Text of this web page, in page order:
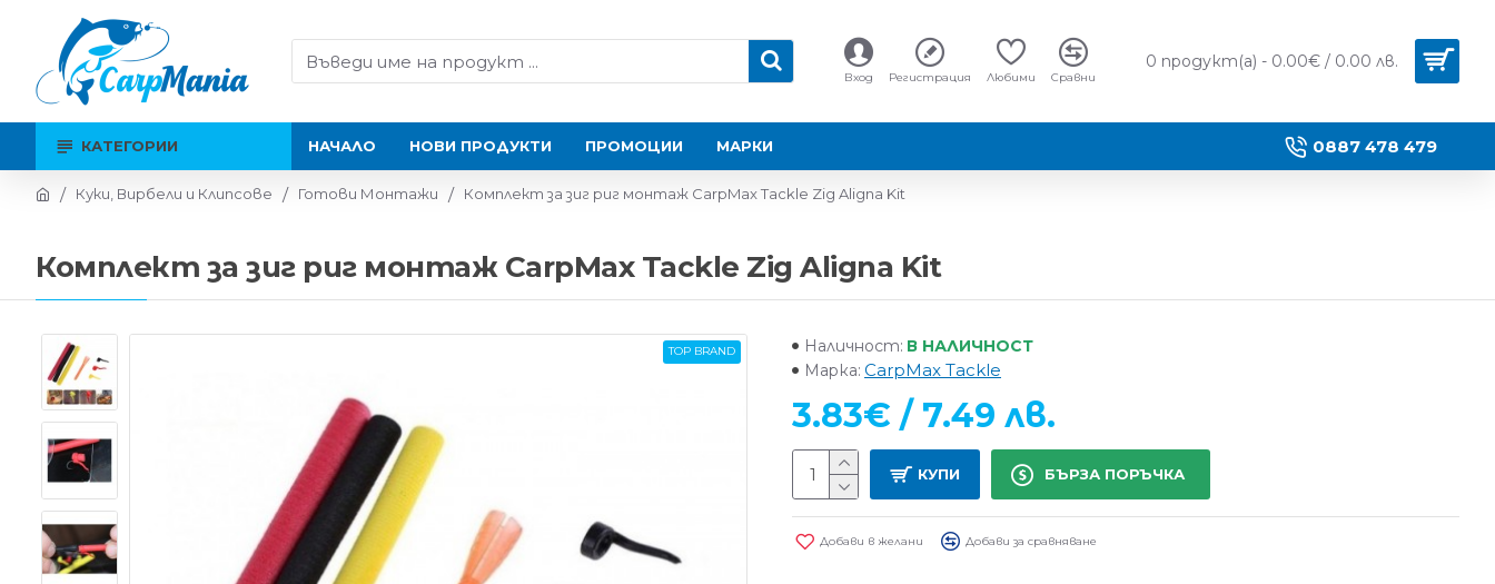
Вход Регистрация Любими Сравни
0 продукт(а) - 0.00€ / 0.00 лв.
КАТЕГОРИИ НАЧАЛО НОВИ ПРОДУКТИ ПРОМОЦИИ МАРКИ 0887 478 479
Куки, Вирбели и Клипсове Готови Монтажи Комплект за зиг риг монтаж CarpMax Tackle Zig Aligna Kit
Комплект за зиг риг монтаж CarpMax Tackle Zig Aligna Kit
TOP BRAND Наличност: В НАЛИЧНОСТ
Марка: CarpMax Tackle
3.83€ / 7.49 лв.
КУПИ БЪРЗА ПОРЪЧКА
Добави в желани Добави за сравняване